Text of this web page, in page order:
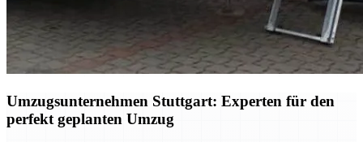
Umzugsunternehmen Stuttgart: Experten für den
perfekt geplanten Umzug